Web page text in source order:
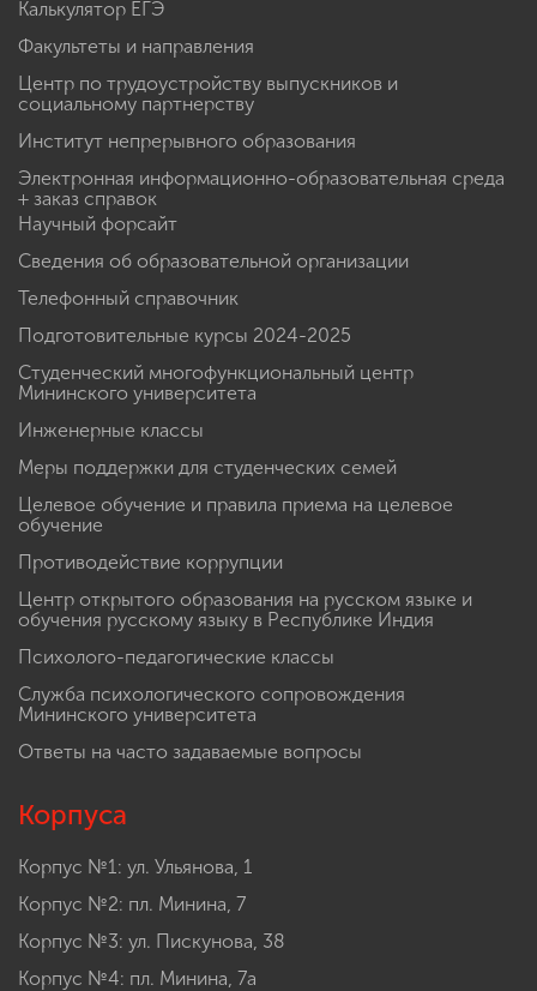
Калькулятор ЕГЭ
Факультеты и направления
Центр по трудоустройству выпускников и
социальному партнерству
Институт непрерывного образования
Электронная информационно-образовательная среда
+ заказ справок
Научный форсайт
Сведения об образовательной организации
Телефонный справочник
Подготовительные курсы 2024-2025
Студенческий многофункциональный центр
Мининского университета
Инженерные классы
Меры поддержки для студенческих семей
Целевое обучение и правила приема на целевое
обучение
Противодействие коррупции
Центр открытого образования на русском языке и
обучения русскому языку в Республике Индия
Психолого-педагогические классы
Служба психологического сопровождения
Мининского университета
Ответы на часто задаваемые вопросы
Корпуса
Корпус №1: ул. Ульянова, 1
Корпус №2: пл. Минина, 7
Корпус №3: ул. Пискунова, 38
Корпус №4: пл. Минина, 7а